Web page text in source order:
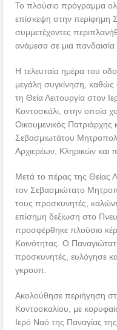
Το πλούσιο πρόγραμμα
επίσκεψη στην περίφημη
συμμετέχοντες
ανάμεσα σε μια
Η τελευταία ημέρα του
μεγάλη συγκίνηση,
τη Θεία Λειτουργία στον
Κοντοσκάλι, στην οποία
Οικουμενικός
Σεβασμιωτάτου
Αρχιερέων, Κληρικών και
Μετά το πέρας της Θείας
τον Σεβασμιώτατο
τους προσκυνητές,
επίσημη δεξίωση στο
προσφέρθηκε πλούσιο
Κοινότητας. Ο
προσκυνητές, ευλόγησε
γκρουπ.
Ακολούθησε περιήγηση
Κοντοσκαλίου, με
Ιερό Ναό της Παναγίας